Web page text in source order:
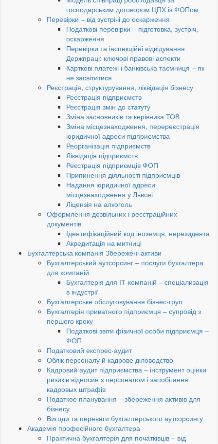
господарським договором ЦПХ із ФОПом
Перевірки – від зустрічі до оскарження
Податкові перевірки – підготовка, зустріч,
оскарження
Перевірки та інспекційні відвідування
Держпраці: ключові правові аспекти
Карткові платежі і банківська таємниця – як
не засвітитися
Реєстрація, структурування, ліквідація бізнесу
Реєстрація підприємств
Реєстрація змін до статуту
Зміна засновників та керівника ТОВ
Зміна місцезнаходження, перереєстрація
юридичної адреси підприємства
Реорганізація підприємств
Ліквідація підприємств
Реєстрація підприємців ФОП
Припинення діяльності підприємців
Надання юридичної адреси
місцезнаходження у Львові
Ліцензія на алкоголь
Оформлення дозвільних і реєстраційних
документів
Ідентифікаційний код іноземця, нерезидента
Акредитація на митниці
Бухгалтерська компанія Збережені активи
Бухгалтерський аутсорсинг – послуги бухгалтера
для компаній
Бухгалтерія для ІТ-компаній – спеціализація
в індустрії
Бухгалтерське обслуговування бізнес-груп
Бухгалтерія приватного підприємця – супровід з
першого кроку
Податкові звіти фізичної особи підприємця –
ФОП
Податковий експрес-аудит
Облік персоналу й кадрове діловодство
Кадровий аудит підприємства – інструмент оцінки
ризиків відносин з персоналом і запобігання
кадровых штрафів
Податкое планування – збереження активів для
бізнесу
Вигоди та переваги бухгалтерського аутсорсингу
Академія професійного бухгалтера
Практична бухгалтерія для початківців – від